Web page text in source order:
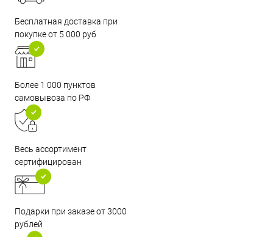
Бесплатная доставка при
покупке от 5 000 руб
Более 1 000 пунктов
самовывоза по РФ
Весь ассортимент
сертифицирован
Подарки при заказе от 3000
рублей